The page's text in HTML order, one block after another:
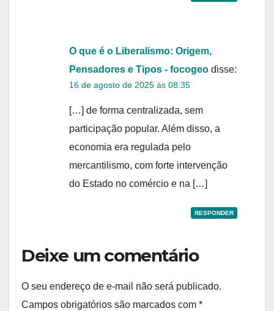
O que é o Liberalismo: Origem,
Pensadores e Tipos - focogeo disse:
16 de agosto de 2025 às 08:35
[…] de forma centralizada, sem
participação popular. Além disso, a
economia era regulada pelo
mercantilismo, com forte intervenção
do Estado no comércio e na […]
RESPONDER
Deixe um comentário
O seu endereço de e-mail não será publicado.
Campos obrigatórios são marcados com *